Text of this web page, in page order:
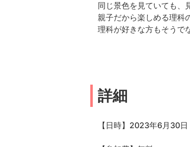
同じ景色を見ていても、
親子だから楽しめる理科
理科が好きな方もそうで
詳細
【日時】2023年6月30